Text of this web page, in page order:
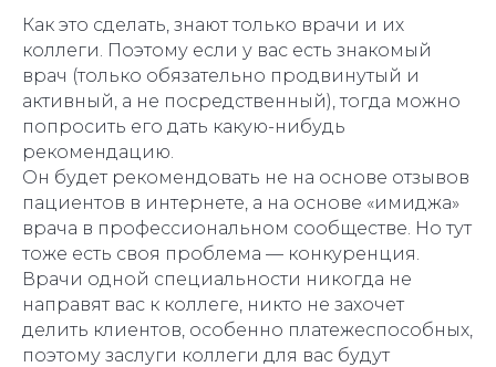
Как это сделать, знают только врачи и их
коллеги. Поэтому если у вас есть знакомый
врач (только обязательно продвинутый и
активный, а не посредственный), тогда можно
попросить его дать какую-нибудь
рекомендацию.
Он будет рекомендовать не на основе отзывов
пациентов в интернете, а на основе «имиджа»
врача в профессиональном сообществе. Но тут
тоже есть своя проблема — конкуренция.
Врачи одной специальности никогда не
направят вас к коллеге, никто не захочет
делить клиентов, особенно платежеспособных,
поэтому заслуги коллеги для вас будут